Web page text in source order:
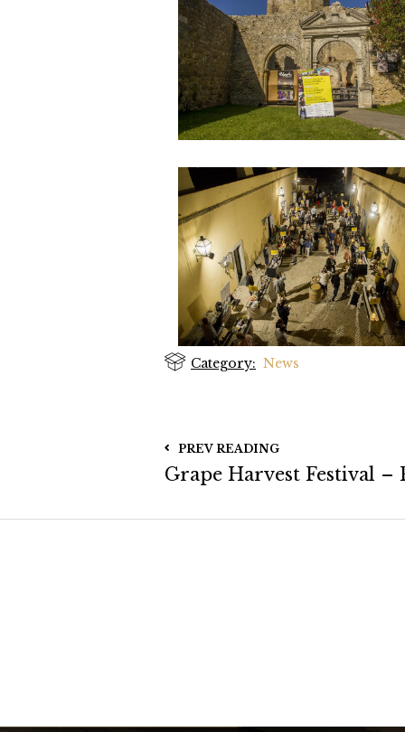
Category: News
PREV READING
Grape Harvest Festival –